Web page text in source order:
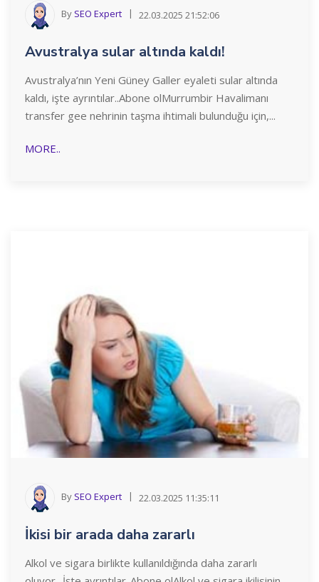
By SEO Expert 22.03.2025 21:52:06
Avustralya sular altında kaldı!
Avustralya’nın Yeni Güney Galler eyaleti sular altında
kaldı, işte ayrıntılar..Abone olMurrumbir Havalimanı
transfer gee nehrinin taşma ihtimali bulunduğu için,...
MORE..
By SEO Expert 22.03.2025 11:35:11
İkisi bir arada daha zararlı
Alkol ve sigara birlikte kullanıldığında daha zararlı